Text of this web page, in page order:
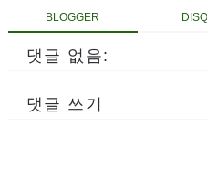
BLOGGER
댓글 없음:
댓글 쓰기